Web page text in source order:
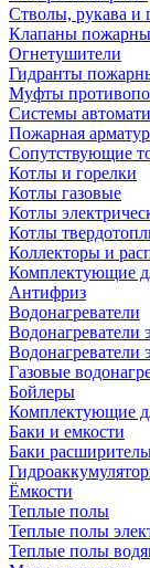
Стволы, рукава и
Клапаны
Огнетушители
Гидранты
Муфты
Системы
Пожарная
Сопутствующие
Котлы и горелки
Котлы газовые
Котлы
Котлы
Коллекторы и
Комплектующие
Антифриз
Водонагреватели
Водонагреватели
Водонагреватели
Газовые
Бойлеры
Комплектующие
Баки и емкости
Баки
Ёмкости
Теплые полы
Теплые полы
Теплые полы